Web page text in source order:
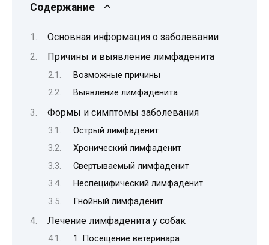
Содержание
Основная информация о заболевании
Причины и выявление лимфаденита
Возможные причины
Выявление лимфаденита
Формы и симптомы заболевания
Острый лимфаденит
Хронический лимфаденит
Свертываемый лимфаденит
Неспецифический лимфаденит
Гнойный лимфаденит
Лечение лимфаденита у собак
1. Посещение ветеринара